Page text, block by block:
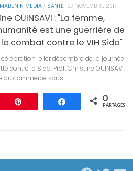
MEDIA / SANTÉ 27 NOVEMBRE 2017
OUINSAVI : "La femme,
est une guerrière de
combat contre le VIH Sida"
le 1er décembre de la journée
contre le Sida, Prof. Christine OUINSAVI,
du commerce sous...
Partagez 0
PARTAGES